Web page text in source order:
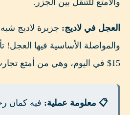
والأمتع للتنقّل بين الجزر.
العجل في لاديج: جزيرة لاديج
15$ في اليوم، وهي من أمتع تجارب سيشل.
📋 معلومة عملية: فيه كمان